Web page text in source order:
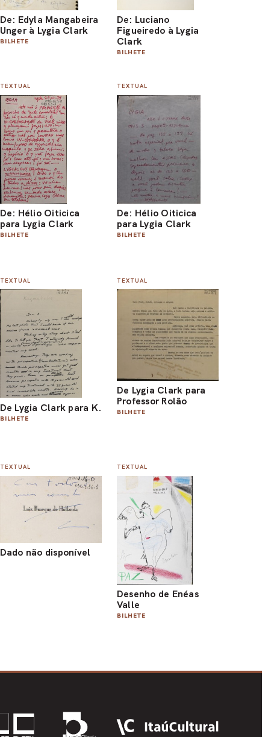
De: Edyla Mangabeira
Unger à Lygia Clark
BILHETE
De: Luciano
Figueiredo à Lygia
Clark
BILHETE
TEXTUAL
De: Hélio Oiticica
para Lygia Clark
BILHETE
TEXTUAL
De: Hélio Oiticica
para Lygia Clark
BILHETE
TEXTUAL
De Lygia Clark para K.
BILHETE
TEXTUAL
De Lygia Clark para
Professor Rolão
BILHETE
TEXTUAL
Dado não disponível
TEXTUAL
Desenho de Enéas
Valle
BILHETE